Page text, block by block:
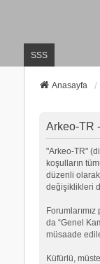
SSS
Anasayfa
Arkeo-TR
"Arkeo-TR"
koşulların
düzenli
değişiklikleri
da “Genel
müsaade
Küfürlü,